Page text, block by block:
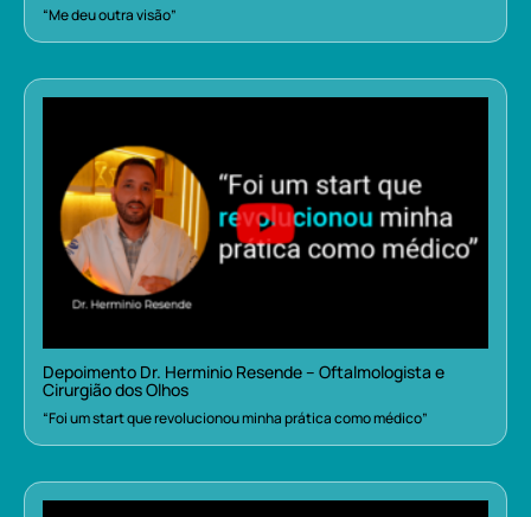
“Me deu outra visão”
Depoimento Dr. Herminio Resende – Oftalmologista e
Cirurgião dos Olhos
“Foi um start que revolucionou minha prática como médico”